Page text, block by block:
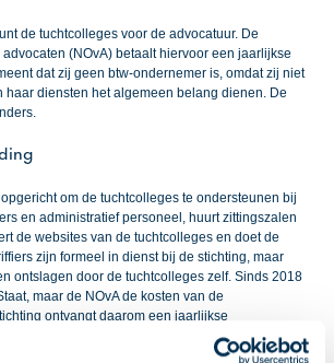
de tuchtcolleges voor de advocatuur. De
(NOvA) betaalt hiervoor een jaarlijkse
dat zij geen btw-ondernemer is, omdat zij niet
haar diensten het algemeen belang dienen. De
om de tuchtcolleges te ondersteunen bij
en administratief personeel, huurt zittingszalen
de websites van de tuchtcolleges en doet de
zijn formeel in dienst bij de stichting, maar
ontslagen door de tuchtcolleges zelf. Sinds 2018
maar de NOvA de kosten van de
ontvangt daarom een jaarlijkse
van de NOvA. Aan de tuchtcolleges brengt zij